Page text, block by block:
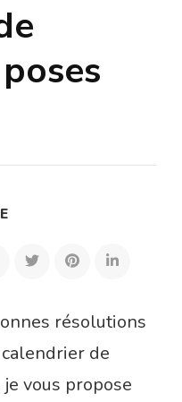
résolutions
de
je vous propose